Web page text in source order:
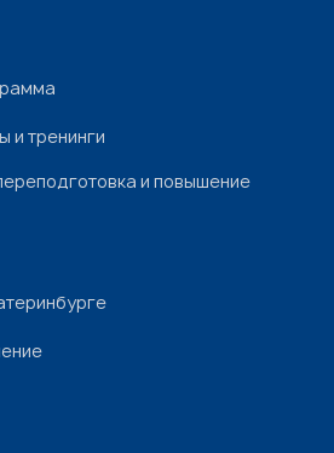
и тренинги
и повышение